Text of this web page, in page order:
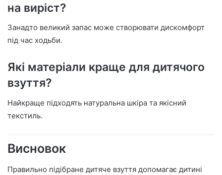
на виріст?
Занадто великий запас може створювати дискомфорт
під час ходьби.
Які матеріали краще для дитячого
взуття?
Найкраще підходять натуральна шкіра та якісний
текстиль.
Висновок
Правильно підібране дитяче взуття допомагає дитині